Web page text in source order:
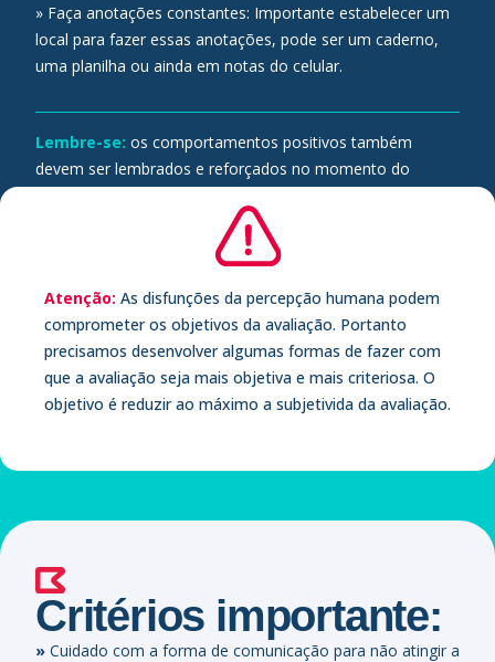
» Faça anotações constantes: Importante estabelecer um
local para fazer essas anotações, pode ser um caderno,
uma planilha ou ainda em notas do celular.
Lembre-se: os comportamentos positivos também
devem ser lembrados e reforçados no momento do
rico será para o colaborador. Escreva cada situação
evidenciada (data, comportamento/situação e impactos).
Atenção: As disfunções da percepção humana podem
comprometer os objetivos da avaliação. Portanto
precisamos desenvolver algumas formas de fazer com
que a avaliação seja mais objetiva e mais criteriosa. O
objetivo é reduzir ao máximo a subjetivida da avaliação.
Critérios importante:
» Cuidado com a forma de comunicação para não atingir a